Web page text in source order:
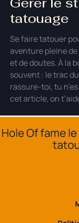
tatouage
Se faire tatouer
aventure pleine
et de doutes. À la
souvent : le trac
rassure-toi, tu
cet article, on
Hole Of fame